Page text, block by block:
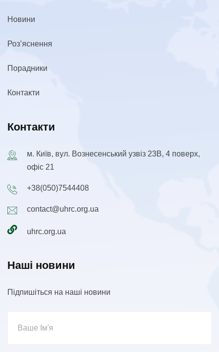
Новини
Роз’яснення
Порадники
Контакти
Контакти
м. Київ, вул. Вознесенський узвіз 23В, 4 поверх,
офіс 21
+38(050)7544408
contact@uhrc.org.ua
uhrc.org.ua
Наші новини
Підпишіться на наші новини